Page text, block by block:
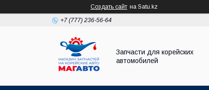
Создать сайт на Satu.kz
+7 (777) 236-56-64
Запчасти для корейских
автомобилей